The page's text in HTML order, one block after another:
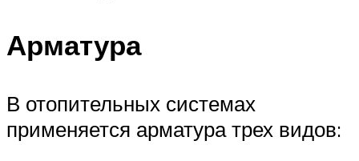
Арматура
В отопительных системах
применяется арматура трех видов: